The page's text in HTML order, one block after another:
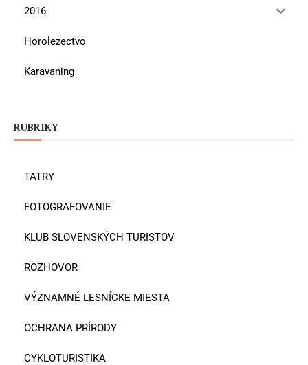
2016
Horolezectvo
Karavaning
RUBRIKY
TATRY
FOTOGRAFOVANIE
KLUB SLOVENSKÝCH TURISTOV
ROZHOVOR
VÝZNAMNÉ LESNÍCKE MIESTA
OCHRANA PRÍRODY
CYKLOTURISTIKA